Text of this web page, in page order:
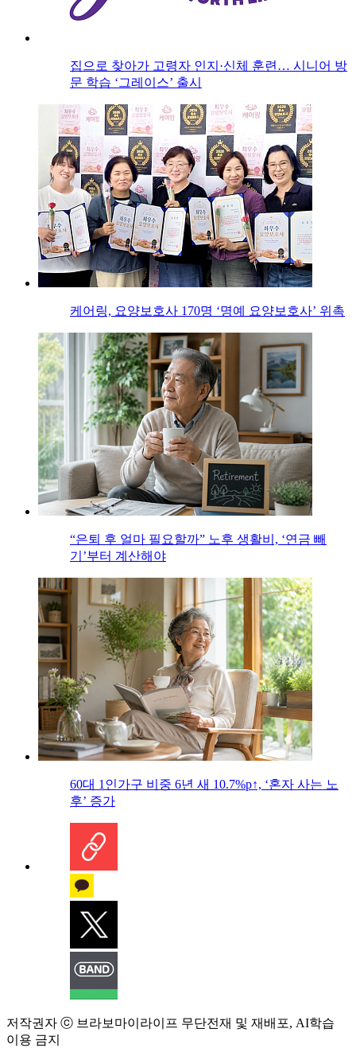
집으로 찾아가 고령자 인지·신체 훈련… 시니어 방
문 학습 ‘그레이스’ 출시
케어링, 요양보호사 170명 ‘명예 요양보호사’ 위촉
“은퇴 후 얼마 필요할까” 노후 생활비, ‘연금 빼
기’부터 계산해야
60대 1인가구 비중 6년 새 10.7%p↑, ‘혼자 사는 노
후’ 증가
저작권자 ⓒ 브라보마이라이프 무단전재 및 재배포, AI학습
이용 금지